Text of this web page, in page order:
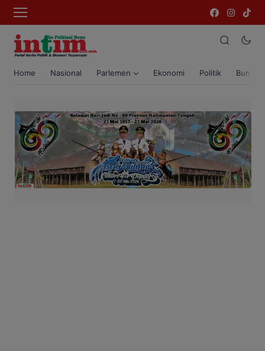
Home Nasional Parlemen Ekonomi Politik Bumi